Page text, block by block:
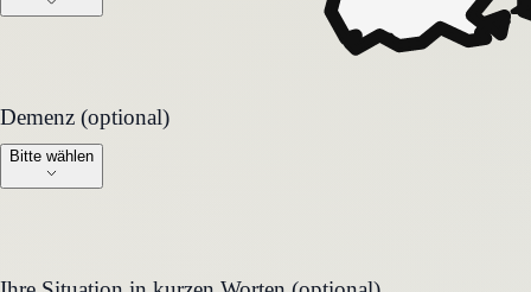
Demenz (optional)
Demenz (optional)
Bitte wählen